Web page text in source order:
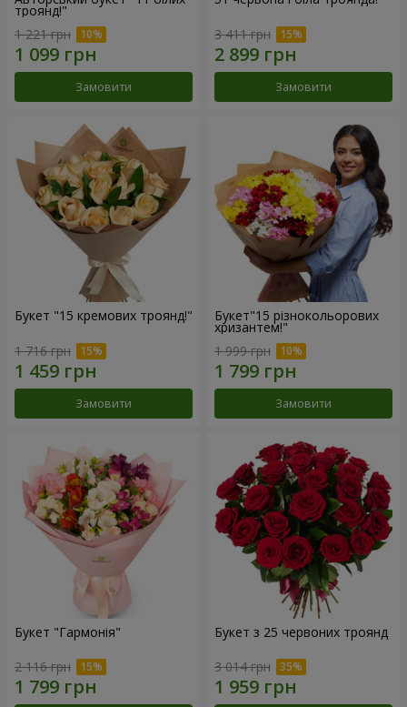
троянд!"
1 221 грн
Замовити
3 411 грн
Замовити
Букет "15 кремових троянд!"
1 716 грн
Замовити
Букет"15 різнокольорових
хризантем!"
1 999 грн
Замовити
Букет "Гармонія"
2 116 грн
Букет з 25 червоних троянд
3 014 грн